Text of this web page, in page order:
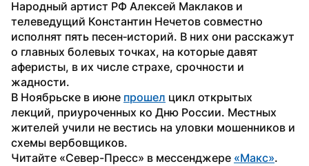
Народный артист РФ Алексей Маклаков и
телеведущий Константин Нечетов совместно
исполнят пять песен‑историй. В них они расскажут
о главных болевых точках, на которые давят
аферисты, в их числе страхе, срочности и
жадности.
В Ноябрьске в июне прошел цикл открытых
лекций, приуроченных ко Дню России. Местных
жителей учили не вестись на уловки мошенников и
схемы вербовщиков.
Читайте «Север-Пресс» в мессенджере «Макс».